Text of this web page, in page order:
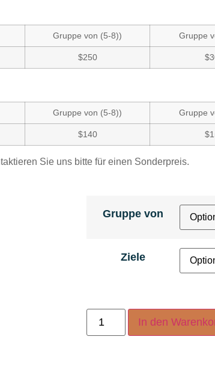
Gruppe von (5-8)) Gruppe
$250
Gruppe von (5-8)) Gruppe
$140
Sie uns bitte für einen Sonderpreis.
Gruppe von
Ziele
In den